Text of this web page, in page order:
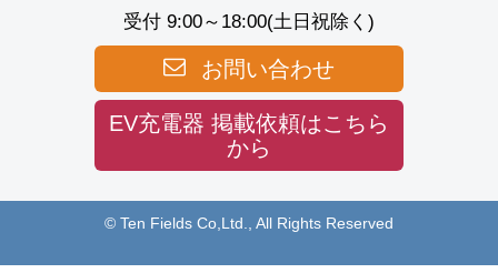
受付 9:00～18:00(土日祝除く)
お問い合わせ
EV充電器 掲載依頼はこちら
から
© Ten Fields Co,Ltd., All Rights Reserved